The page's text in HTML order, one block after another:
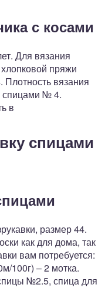
с косами
Для вязания
пряжи
вязания
спицами № 4.
в
спицами
размер 44.
как для дома, так
вам потребуется:
100г) – 2 мотка.
№2.5, спица для